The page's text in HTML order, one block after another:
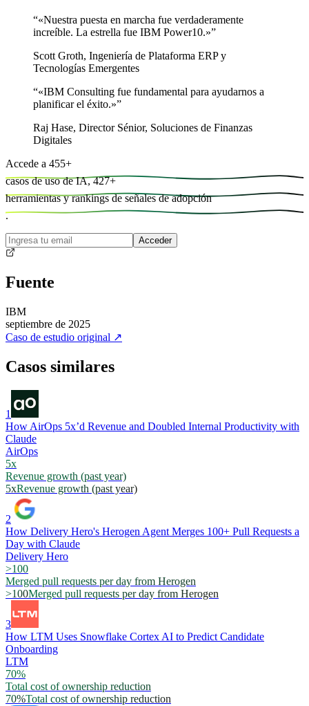
“«Nuestra puesta en marcha fue verdaderamente
increíble. La estrella fue IBM Power10.»”
Scott Groth, Ingeniería de Plataforma ERP y
Tecnologías Emergentes
“«IBM Consulting fue fundamental para ayudarnos a
planificar el éxito.»”
Raj Hase, Director Sénior, Soluciones de Finanzas
Digitales
Accede a 455+
casos de uso de IA, 427+
herramientas y rankings de señales de adopción
.
Acceder
Fuente
IBM
septiembre de 2025
Caso de estudio original ↗
Casos similares
1
How AirOps 5x’d Revenue and Doubled Internal Productivity with
Claude
AirOps
5x
Revenue growth (past year)
5xRevenue growth (past year)
2
How Delivery Hero's Herogen Agent Merges 100+ Pull Requests a
Day with Claude
Delivery Hero
>100
Merged pull requests per day from Herogen
>100Merged pull requests per day from Herogen
3
How LTM Uses Snowflake Cortex AI to Predict Candidate
Onboarding
LTM
70%
Total cost of ownership reduction
70%Total cost of ownership reduction